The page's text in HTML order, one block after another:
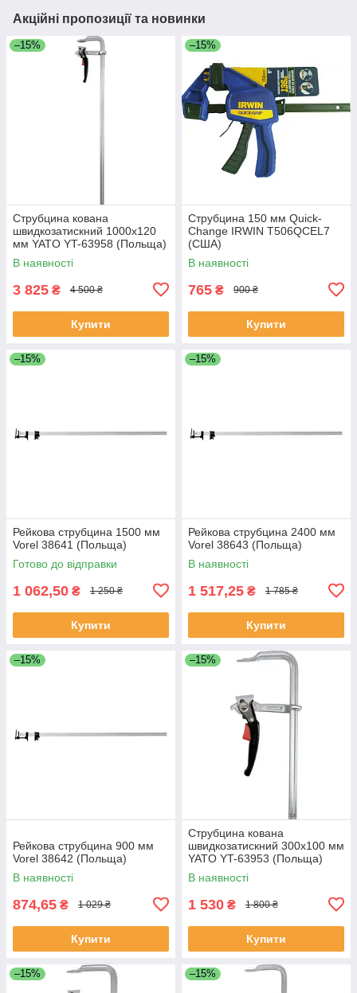
Акційні пропозиції та новинки
–15%
Струбцина кована
швидкозатискний 1000х120
мм YATO YT-63958 (Польща)
В наявності
3 825 ₴ 4 500 ₴
Купити
–15%
Струбцина 150 мм Quick-
Change IRWIN T506QCEL7
(США)
В наявності
765 ₴ 900 ₴
Купити
–15%
Рейкова струбцина 1500 мм
Vorel 38641 (Польща)
Готово до відправки
1 062,50 ₴ 1 250 ₴
Купити
–15%
Рейкова струбцина 2400 мм
Vorel 38643 (Польща)
В наявності
1 517,25 ₴ 1 785 ₴
Купити
–15%
Рейкова струбцина 900 мм
Vorel 38642 (Польща)
В наявності
874,65 ₴ 1 029 ₴
Купити
–15%
Струбцина кована
швидкозатискний 300х100 мм
YATO YT-63953 (Польща)
В наявності
1 530 ₴ 1 800 ₴
Купити
–15% –15%